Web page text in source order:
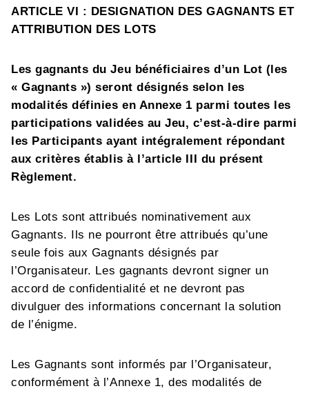
ARTICLE VI : DESIGNATION DES GAGNANTS ET
ATTRIBUTION DES LOTS
Les gagnants du Jeu bénéficiaires d’un Lot (les
« Gagnants ») seront désignés selon les
modalités définies en Annexe 1 parmi toutes les
participations validées au Jeu, c’est-à-dire parmi
les Participants ayant intégralement répondant
aux critères établis à l’article III du présent
Règlement.
Les Lots sont attribués nominativement aux
Gagnants. Ils ne pourront être attribués qu’une
seule fois aux Gagnants désignés par
l’Organisateur. Les gagnants devront signer un
accord de confidentialité et ne devront pas
divulguer des informations concernant la solution
de l’énigme.
Les Gagnants sont informés par l’Organisateur,
conformément à l’Annexe 1, des modalités de